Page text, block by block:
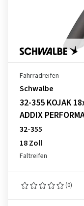
Fahrradreifen
Schwalbe
32-355 KOJAK
ADDIX
32-355
18 Zoll
Faltreifen
(0)